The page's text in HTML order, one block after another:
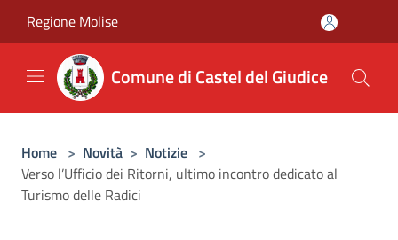
Regione Molise
Comune di Castel del Giudice
Home > Novità > Notizie >
Verso l’Ufficio dei Ritorni, ultimo incontro dedicato al
Turismo delle Radici